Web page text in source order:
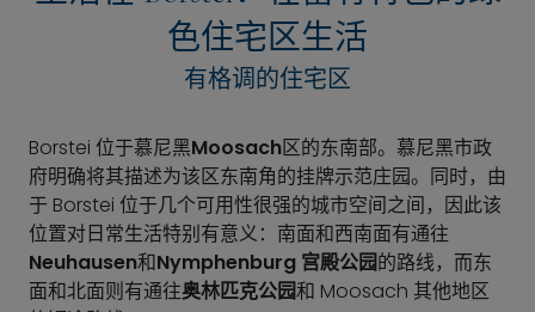
色住宅区生活
有格调的住宅区
Borstei 位于慕尼黑Moosach区的东南部。慕尼黑市政
府明确将其描述为该区东南角的挂牌示范庄园。同时，由
于 Borstei 位于几个可用性很强的城市空间之间，因此该
位置对日常生活特别有意义：南面和西南面有通往
Neuhausen和Nymphenburg 宫殿公园的路线，而东
面和北面则有通往奥林匹克公园和 Moosach 其他地区